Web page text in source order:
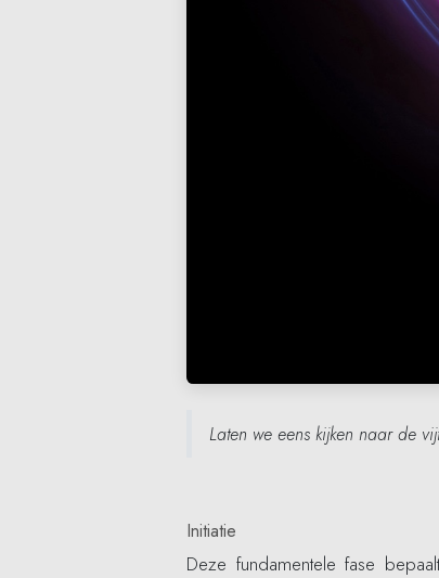
Laten we eens kijken naar de
Initiatie
Deze fundamentele fase